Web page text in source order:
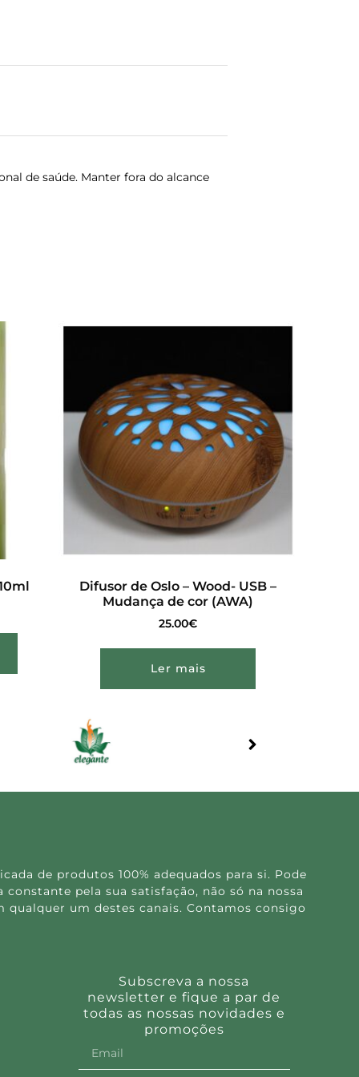
de saúde. Manter fora do alcance
Difusor de Oslo – Wood- USB –
Mudança de cor (AWA)
25.00€
Ler mais
de produtos 100% adequados para si. Pode
pela sua satisfação, não só na nossa
um destes canais. Contamos consigo
Subscreva a nossa
newsletter e fique a par de
todas as nossas novidades e
promoções